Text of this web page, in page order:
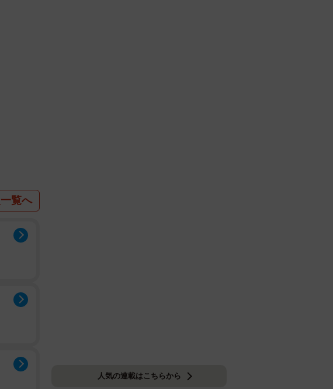
覧へ
人気の連載はこちらから